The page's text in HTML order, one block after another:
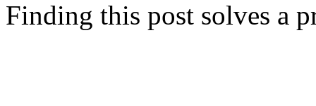
Finding this post solves a